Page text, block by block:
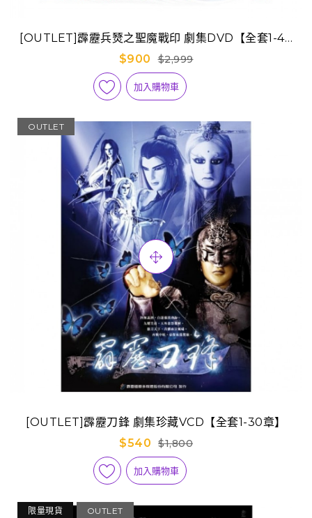
[OUTLET]霹靂兵燹之聖魔戰印 劇集DVD【全套1-40
集】
$900 $2,999
加入購物車
OUTLET
[OUTLET]霹靂刀鋒 劇集珍藏VCD【全套1-30章】
$540
$1,800
加入購物車
限量現貨 OUTLET